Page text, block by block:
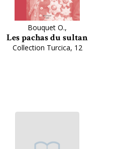
Bouquet O.,
Les pachas du sultan
Collection Turcica, 12